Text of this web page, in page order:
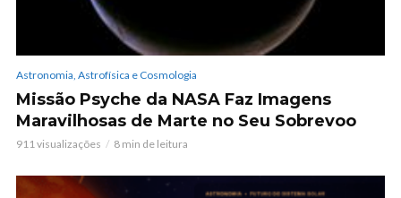
Astronomia, Astrofísica e Cosmologia
Missão Psyche da NASA Faz Imagens
Maravilhosas de Marte no Seu Sobrevoo
911 visualizações 8 min de leitura